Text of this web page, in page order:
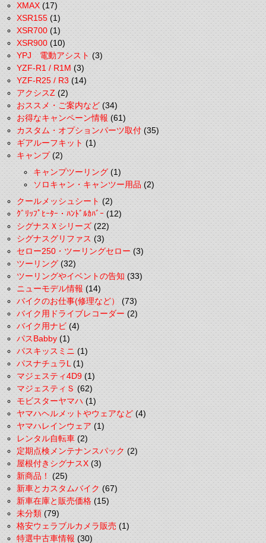
XMAX(17)
XSR155(1)
XSR700(1)
XSR900(10)
YPJ 電動アシスト(3)
YZF-R1 / R1M(3)
YZF-R25 / R3(14)
アクシスZ(2)
おススメ・ご案内など(34)
お得なキャンペーン情報(61)
カスタム・オプションパーツ取付(35)
ギアルーフキット(1)
キャンプ(2)
キャンプツーリング(1)
ソロキャン・キャンツー用品 (2)
クールメッシュシート(2)
ｸﾞﾘｯﾌﾟﾋｰﾀｰ・ﾊﾝﾄﾞﾙｶﾊﾞｰ(12)
シグナスＸシリーズ(22)
シグナスグリファス(3)
セロー250・ツーリングセロー(3)
ツーリング(32)
ツーリングやイベントの告知(33)
ニューモデル情報(14)
バイクのお仕事(修理など）(73)
バイク用ドライブレコーダー(2)
バイク用ナビ(4)
パスBabby(1)
パスキッスミニ(1)
パスナチュラL(1)
マジェスティ4D9(1)
マジェスティＳ(62)
モビスターヤマハ(1)
ヤマハヘルメットやウェアなど(4)
ヤマハレインウェア(1)
レンタル自転車(2)
定期点検メンテナンスパック(2)
屋根付きシグナスX(3)
新商品！(25)
新車とカスタムバイク(67)
新車在庫と販売価格(15)
未分類(79)
格安ウェラブルカメラ販売(1)
特選中古車情報(30)